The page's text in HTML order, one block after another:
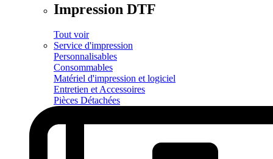
Impression DTF
Tout voir
Service d'impression
Personnalisables
Consommables
Matériel d'impression et logiciel
Entretien et Accessoires
Pièces Détachées